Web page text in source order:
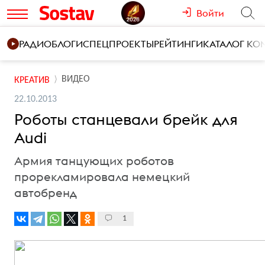
Войти
РАДИОБЛОГИСПЕЦПРОЕКТЫРЕЙТИНГИКАТАЛОГ
КРЕАТИВ ВИДЕО
22.10.2013
Роботы станцевали брейк для
Audi
Армия танцующих роботов
прорекламировала немецкий
автобренд
1